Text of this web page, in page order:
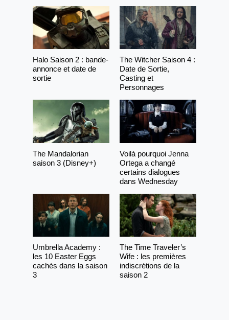
Halo Saison 2 : bande-
annonce et date de
sortie
The Witcher Saison 4 :
Date de Sortie,
Casting et
Personnages
The Mandalorian
saison 3 (Disney+)
Voilà pourquoi Jenna
Ortega a changé
certains dialogues
dans Wednesday
Umbrella Academy :
les 10 Easter Eggs
cachés dans la saison
3
The Time Traveler’s
Wife : les premières
indiscrétions de la
saison 2